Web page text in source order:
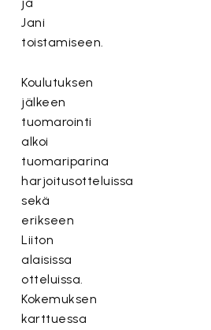
Jani
toistamiseen.
Koulutuksen
jälkeen
tuomarointi
alkoi
tuomariparina
harjoitusotteluissa
sekä
erikseen
Liiton
alaisissa
otteluissa.
Kokemuksen
karttuessa